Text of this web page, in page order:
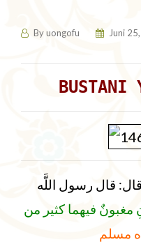
Byuongofu Juni
BUSTANI
قال: قال رسول اللَّه
مغبونٌ فيهما كثير من
مسلم